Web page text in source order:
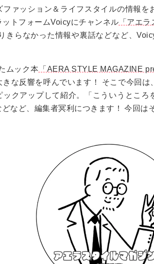
ファッション＆ライフスタイルの情報を
トフォームVoicyにチャンネル 「アエ
きらなかった情報や裏話などなど、
ムック本 「AERA STYLE MAGAZINE
な反響を呼んでいます！ そこで今回
ックアップして紹介。「こういうところ
など、編集者冥利につきます！ 今回は